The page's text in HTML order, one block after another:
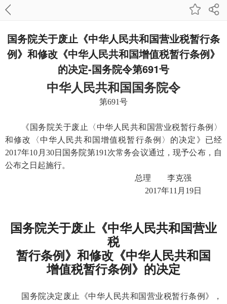
国务院关于废止《中华人民共和国营业税暂行条
例》和修改《中华人民共和国增值税暂行条例》
的决定-国务院令第691号
中华人民共和国国务院令
第691号
《国务院关于废止〈中华人民共和国营业税暂行条例〉
和修改〈中华人民共和国增值税暂行条例〉的决定》已经
2017年10月30日国务院第191次常务会议通过，现予公布，自
公布之日起施行。
总理 李克强
2017年11月19日
国务院关于废止《中华人民共和国营业
税
暂行条例》和修改《中华人民共和国
增值税暂行条例》的决定
国务院决定废止《中华人民共和国营业税暂行条例》，